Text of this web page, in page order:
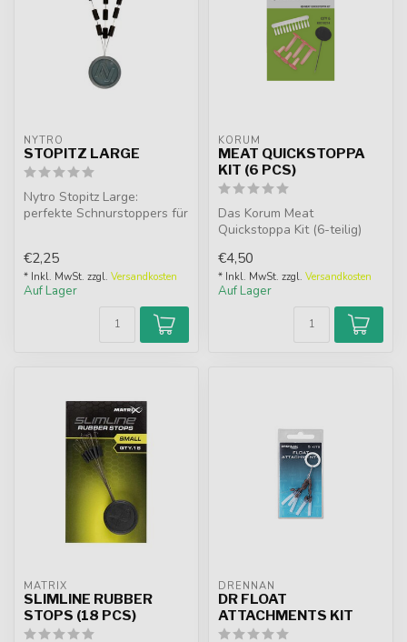
NYTRO
STOPITZ LARGE
Nytro Stopitz Large:
perfekte Schnurstoppers für
€2,25
* Inkl. MwSt. zzgl. Versandkosten
Auf Lager
KORUM
MEAT QUICKSTOPPA
KIT (6 PCS)
Das Korum Meat
Quickstoppa Kit (6-teilig)
mit Köderst...
€4,50
* Inkl. MwSt. zzgl. Versandkosten
Auf Lager
MATRIX
SLIMLINE RUBBER
STOPS (18 PCS)
DRENNAN
DR FLOAT
ATTACHMENTS KIT